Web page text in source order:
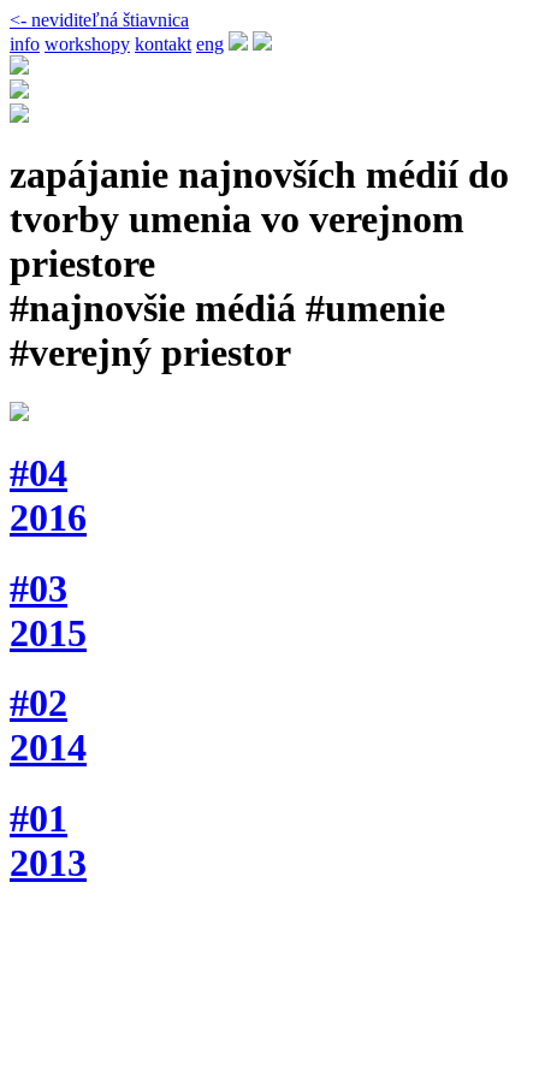
<- neviditeľná štiavnica
info workshopy kontakt eng
zapájanie najnovších médií do
tvorby umenia vo verejnom
priestore
#najnovšie médiá #umenie
#verejný priestor
#04
2016
#03
2015
#02
2014
#01
2013